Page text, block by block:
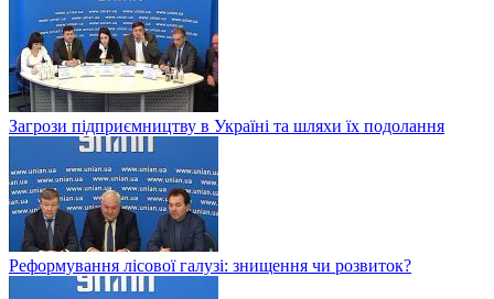
Загрози підприємництву в Україні та шляхи їх подолання
Реформування лісової галузі: знищення чи розвиток?